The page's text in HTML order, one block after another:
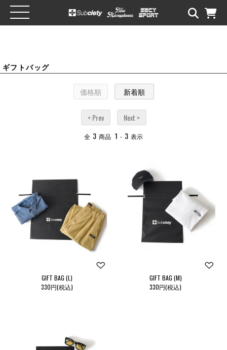
ギフトバッグ
価格順 新着順
< Prev Next >
全 3 商品 1 - 3 表示
GIFT BAG (L)
330円(税込)
GIFT BAG (M)
330円(税込)